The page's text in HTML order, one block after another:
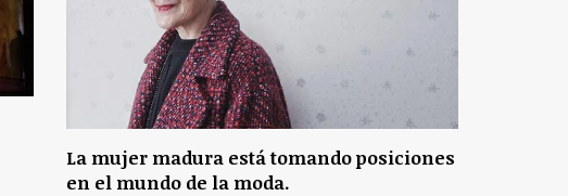
La mujer madura está tomando posiciones
en el mundo de la moda.